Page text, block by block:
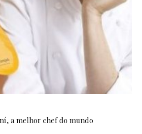
a melhor chef do mundo